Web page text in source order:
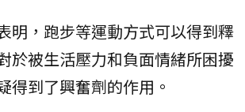
明，跑步等運動方式可以得到釋
於被生活壓力和負面情緒所困擾
得到了興奮劑的作用。